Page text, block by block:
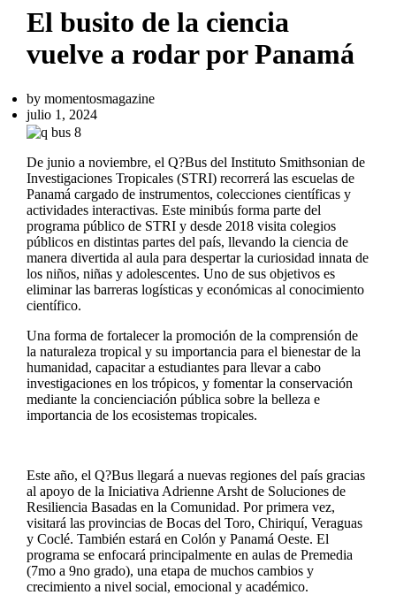
El busito de la ciencia
vuelve a rodar por Panamá
by momentosmagazine
julio 1, 2024
De junio a noviembre, el Q?Bus del Instituto Smithsonian de
Investigaciones Tropicales (STRI) recorrerá las escuelas de
Panamá cargado de instrumentos, colecciones científicas y
actividades interactivas. Este minibús forma parte del
programa público de STRI y desde 2018 visita colegios
públicos en distintas partes del país, llevando la ciencia de
manera divertida al aula para despertar la curiosidad innata de
los niños, niñas y adolescentes. Uno de sus objetivos es
eliminar las barreras logísticas y económicas al conocimiento
científico.
Una forma de fortalecer la promoción de la comprensión de
la naturaleza tropical y su importancia para el bienestar de la
humanidad, capacitar a estudiantes para llevar a cabo
investigaciones en los trópicos, y fomentar la conservación
mediante la concienciación pública sobre la belleza e
importancia de los ecosistemas tropicales.
Este año, el Q?Bus llegará a nuevas regiones del país gracias
al apoyo de la Iniciativa Adrienne Arsht de Soluciones de
Resiliencia Basadas en la Comunidad. Por primera vez,
visitará las provincias de Bocas del Toro, Chiriquí, Veraguas
y Coclé. También estará en Colón y Panamá Oeste. El
programa se enfocará principalmente en aulas de Premedia
(7mo a 9no grado), una etapa de muchos cambios y
crecimiento a nivel social, emocional y académico.